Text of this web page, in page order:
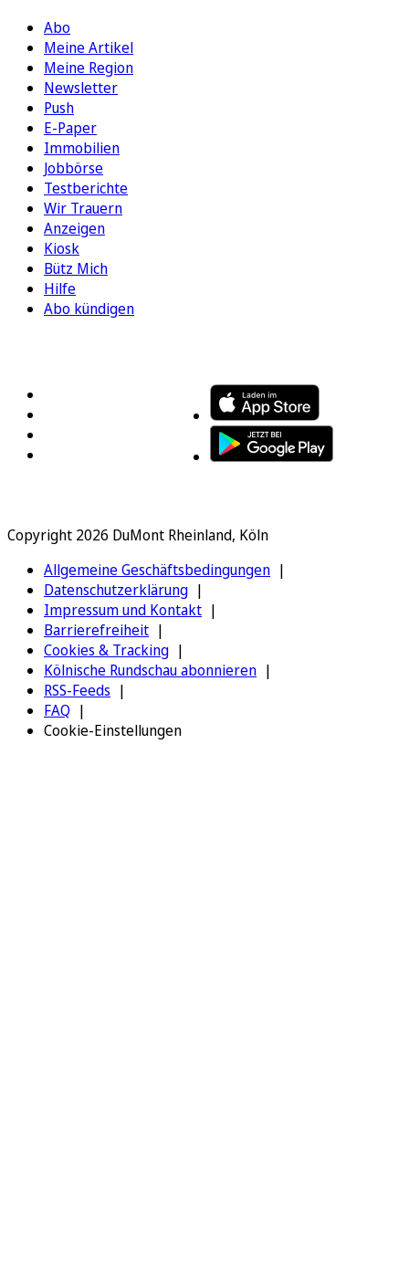
Abo
Meine Artikel
Meine Region
Newsletter
Push
E-Paper
Immobilien
Jobbörse
Testberichte
Wir Trauern
Anzeigen
Kiosk
Bütz Mich
Hilfe
Abo kündigen
Copyright 2026 DuMont Rheinland, Köln
Allgemeine Geschäftsbedingungen
Datenschutzerklärung
Impressum und Kontakt
Barrierefreiheit
Cookies & Tracking
Kölnische Rundschau abonnieren
RSS-Feeds
FAQ
Cookie-Einstellungen